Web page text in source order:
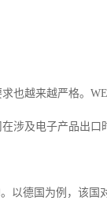
越来越严格。
涉及电子产品出
以德国为例，该